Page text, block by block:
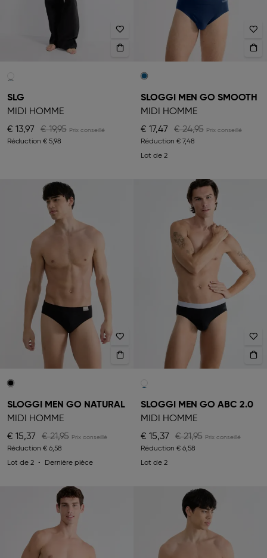
SLG
MIDI HOMME
€ 13,97
€ 19,95
Réduction € 5,98
SLOGGI MEN GO SMOOTH
MIDI HOMME
€ 17,47
€ 24,95
Réduction € 7,48
Lot de 2
SLOGGI MEN GO NATURAL
MIDI HOMME
€ 15,37
€ 21,95
Réduction € 6,58
Lot de 2
Dernière pièce
SLOGGI MEN GO ABC 2.0
MIDI HOMME
€ 15,37
€ 21,95
Réduction € 6,58
Lot de 2